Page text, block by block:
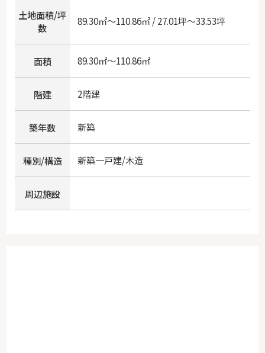
土地面積/坪
数
89.30㎡～110.86㎡ / 27.01坪～33.53坪
面積 89.30㎡～110.86㎡
階建 2階建
築年数 新築
種別/構造 新築一戸建/木造
周辺施設